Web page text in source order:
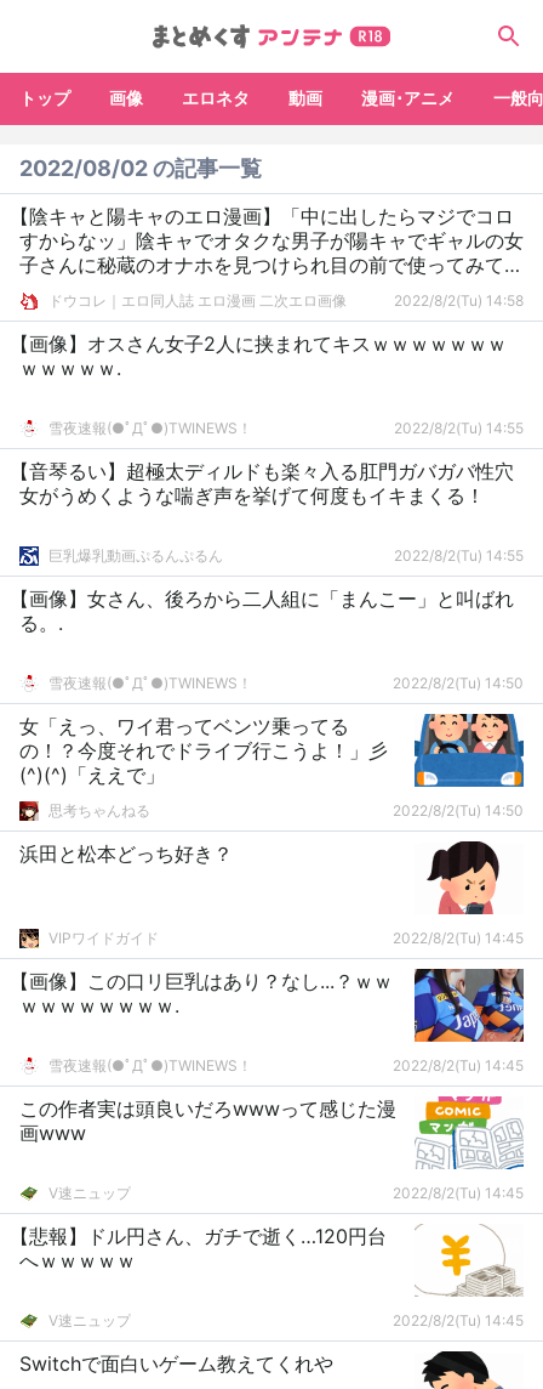
トップ 画像 エロネタ 動画 漫画･アニメ 一般
2022/08/02 の記事一覧
【陰キャと陽キャのエロ漫画】「中に出したらマジでコロ
すからなッ」陰キャでオタクな男子が陽キャでギャルの女
子さんに秘蔵のオナホを見つけられ目の前で使ってみてよ
とねだってきて――！？
ドウコレ｜エロ同人誌 エロ漫画 二次エロ画像 2022/8/2(Tu) 14:58
【画像】オスさん女子2人に挟まれてキスｗｗｗｗｗｗｗ
ｗｗｗｗｗ.
雪夜速報(●ﾟДﾟ●)TWINEWS！ 2022/8/2(Tu) 14:55
【音琴るい】超極太ディルドも楽々入る肛門ガバガバ性穴
女がうめくような喘ぎ声を挙げて何度もイキまくる！
巨乳爆乳動画ぷるんぷるん 2022/8/2(Tu) 14:55
【画像】女さん、後ろから二人組に「まんこー」と叫ばれ
る。.
雪夜速報(●ﾟДﾟ●)TWINEWS！ 2022/8/2(Tu) 14:50
女「えっ、ワイ君ってベンツ乗ってる
の！？今度それでドライブ行こうよ！」彡
(^)(^)「ええで」
思考ちゃんねる 2022/8/2(Tu) 14:50
浜田と松本どっち好き？
VIPワイドガイド 2022/8/2(Tu) 14:45
【画像】この口リ巨乳はあり？なし...？ｗｗ
ｗｗｗｗｗｗｗｗ.
雪夜速報(●ﾟДﾟ●)TWINEWS！ 2022/8/2(Tu) 14:45
この作者実は頭良いだろwwwって感じた漫
画www
V速ニュップ 2022/8/2(Tu) 14:45
【悲報】ドル円さん、ガチで逝く…120円台
へｗｗｗｗｗ
V速ニュップ 2022/8/2(Tu) 14:45
Switchで面白いゲーム教えてくれや